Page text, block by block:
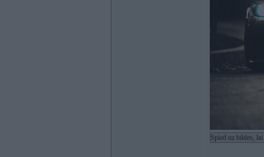
Spied uz bildes,